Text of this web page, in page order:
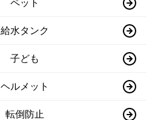
ペット
給水タンク
子ども
ヘルメット
転倒防止